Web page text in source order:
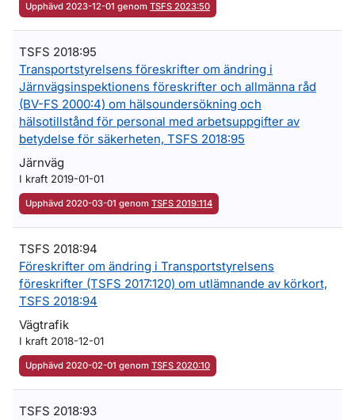
Upphävd 2023-12-01 genom TSFS 2023:50
TSFS 2018:95
Transportstyrelsens föreskrifter om ändring i
Järnvägsinspektionens föreskrifter och allmänna råd
(BV-FS 2000:4) om hälsoundersökning och
hälsotillstånd för personal med arbetsuppgifter av
betydelse för säkerheten, TSFS 2018:95
Järnväg
I kraft 2019-01-01
Upphävd 2020-03-01 genom TSFS 2019:114
TSFS 2018:94
Föreskrifter om ändring i Transportstyrelsens
föreskrifter (TSFS 2017:120) om utlämnande av körkort,
TSFS 2018:94
Vägtrafik
I kraft 2018-12-01
Upphävd 2020-02-01 genom TSFS 2020:10
TSFS 2018:93